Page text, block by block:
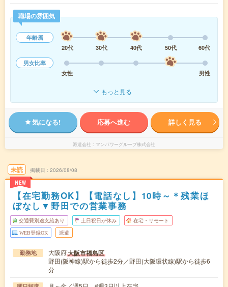
職場の雰囲気
年齢層
20代
30代 40代 50代
60代
男女比率
女性
男性
もっと見る
気になる! 応募へ進む 詳しく見る
派遣会社 マンパワーグループ株式会社
未読
NEW
掲載日 2026/08/08
【在宅勤務OK】【電話なし】10時～＊残業ほ
ぼなし▼野田での営業事務
交通費別途支給あり 土日祝日が休み 在宅・リモート
WEB登録OK 派遣
勤務地 大阪府大阪市福島区
野田(阪神線)駅から徒歩2分／野田(大阪環状線)駅から徒歩6
分